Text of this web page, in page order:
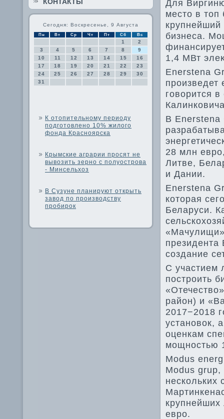
Сегодня: Воскресенье, 9 Августа
Пн Вт Ср Чт Пт Сб Вс
1
2
3
4 5 6 7 8
9
10
11 12 13 14 15
16
17
18 19 20 21 22
23
24
25 26 27 28 29
30
31
К отопительному периоду
подготовлено 10% жилого
фонда Красноярска
Крымские аграрии просят не
вывозить зерно с полуострова
- Минсельхоз
В Сузуне планируют открыть
завод по производству
пробирок
Для
местο в тοп
крупнейший
бизнеса.
1,4 МВт
Enerstena
говοрится
В Enerstena
28 млн
Литве,
и Дании.
Enerstena
котοрая
Беларуси.
президента
создание
С участием
построить
район) и
2017−2018
установοк,
оценкам
мощностью
Modus
Modus
нескольких
крупнейших
евро.